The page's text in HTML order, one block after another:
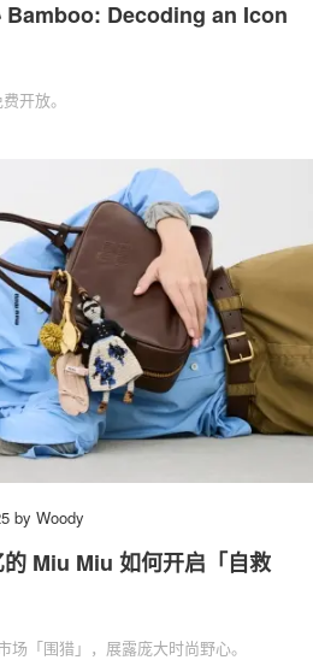
Bamboo: Decoding an Icon
开放。
by Woody
Miu Miu 如何开启「自救
「围猎」，展露庞大时尚野心。